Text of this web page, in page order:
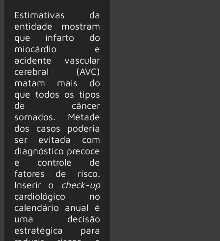
Estimativas da
entidade mostram
que infarto do
miocárdio e
acidente vascular
cerebral (AVC)
matam mais do
que todos os tipos
de câncer
somados. Metade
dos casos poderia
ser evitada com
diagnóstico precoce
e controle de
fatores de risco.
Inserir o check-up
cardiológico no
calendário anual é
uma decisão
estratégica para